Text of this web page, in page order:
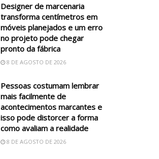
Designer de marcenaria
transforma centímetros em
móveis planejados e um erro
no projeto pode chegar
pronto da fábrica
8 DE AGOSTO DE 2026
Pessoas costumam lembrar
mais facilmente de
acontecimentos marcantes e
isso pode distorcer a forma
como avaliam a realidade
8 DE AGOSTO DE 2026